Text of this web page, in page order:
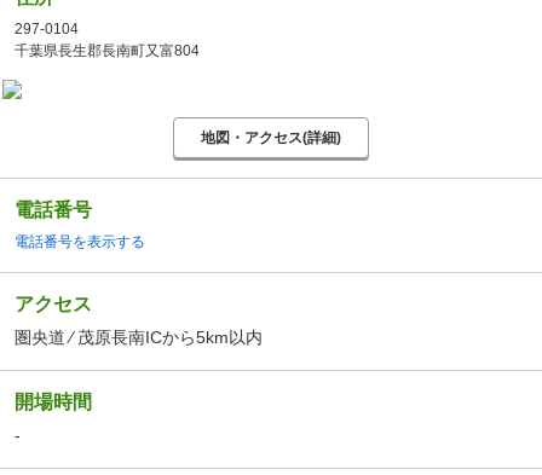
297-0104
千葉県長生郡長南町又富804
地図・アクセス(詳細)
電話番号
電話番号を表示する
アクセス
圏央道 ⁄ 茂原長南ICから5km以内
開場時間
-